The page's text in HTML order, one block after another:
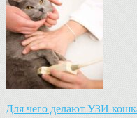
Для чего делают УЗИ